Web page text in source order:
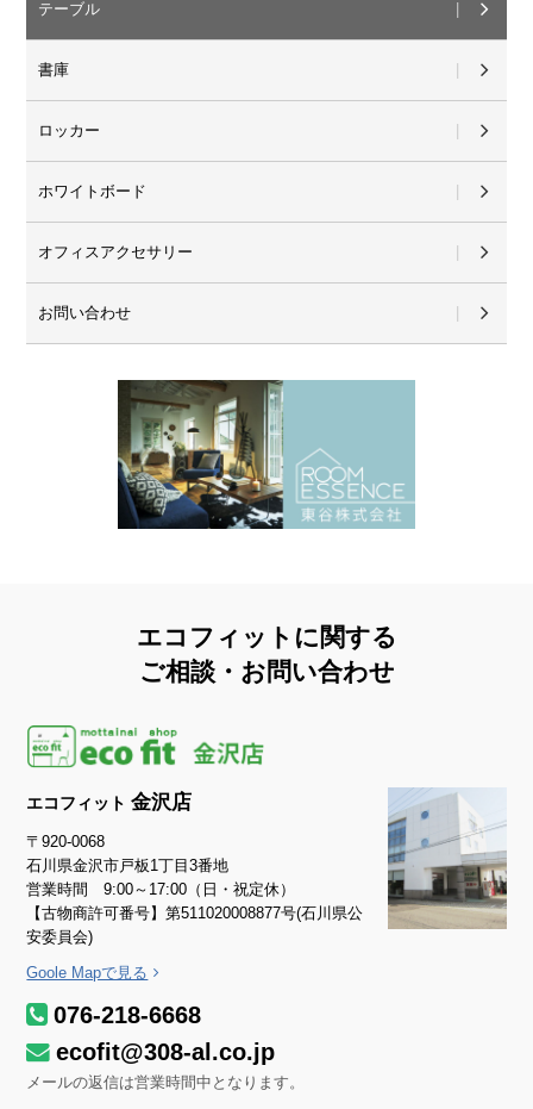
テーブル
書庫
ロッカー
ホワイトボード
オフィスアクセサリー
お問い合わせ
エコフィットに関する
ご相談・お問い合わせ
エコフィット金沢店
〒920-0068
石川県金沢市戸板1丁目3番地
営業時間 9:00～17:00（日・祝定休）
【古物商許可番号】第511020008877号(石川県公
安委員会)
Goole Mapで見る
076-218-6668
ecofit@308-al.co.jp
メールの返信は営業時間中となります。